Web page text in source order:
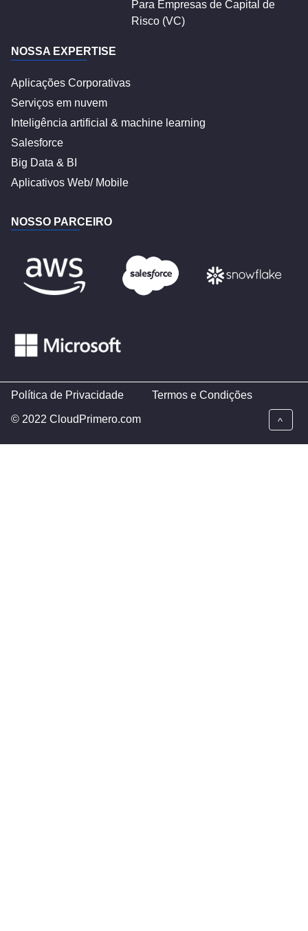
Para Empresas de Capital de
Risco (VC)
NOSSA EXPERTISE
Aplicações Corporativas
Serviços em nuvem
Inteligência artificial & machine learning
Salesforce
Big Data & BI
Aplicativos Web/ Mobile
NOSSO PARCEIRO
Política de Privacidade Termos e Condições
© 2022 CloudPrimero.com ^